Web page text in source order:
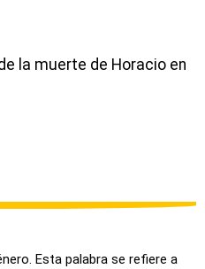
la muerte de Horacio en
Esta palabra se refiere a